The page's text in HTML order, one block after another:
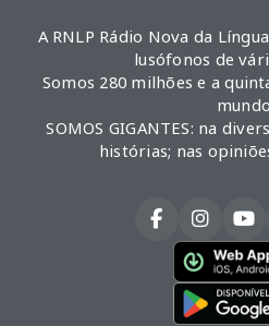
A RNLP Rádio Nova da
lusófonos de
Somos 280 milhões e a
mundo
SOMOS GIGANTES: na
histórias; nas